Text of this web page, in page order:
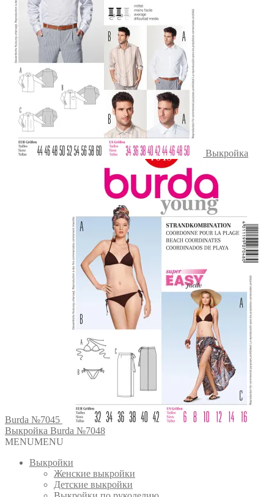
Выкройка
Burda №7045
Выкройка Burda №7048
MENUMENU
Выкройки
Женские выкройки
Детские выкройки